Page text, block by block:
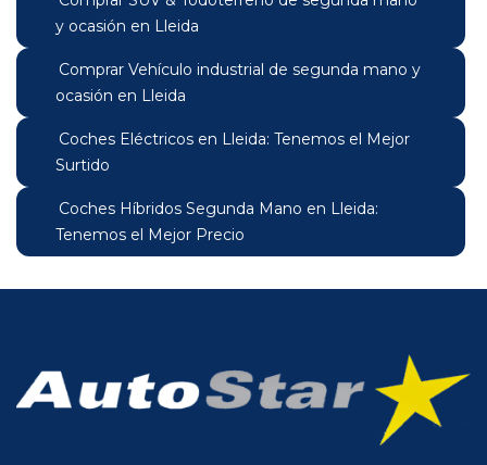
y ocasión en Lleida
Comprar Vehículo industrial de segunda mano y
ocasión en Lleida
Coches Eléctricos en Lleida: Tenemos el Mejor
Surtido
Coches Híbridos Segunda Mano en Lleida:
Tenemos el Mejor Precio